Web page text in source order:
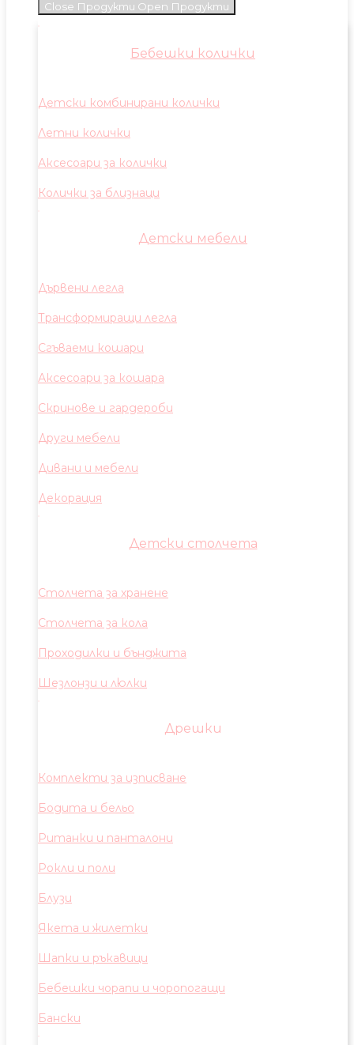
Close Продукти Open Продукти
Бебешки колички
Детски комбинирани колички
Летни колички
Аксесоари за колички
Колички за близнаци
Детски мебели
Дървени легла
Трансформиращи легла
Сгъваеми кошари
Аксесоари за кошара
Скринове и гардероби
Други мебели
Дивани и мебели
Декорация
Детски столчета
Столчета за хранене
Столчета за кола
Проходилки и бънджита
Шезлонзи и люлки
Дрешки
Комплекти за изписване
Бодита и бельо
Ританки и панталони
Рокли и поли
Блузи
Якета и жилетки
Шапки и ръкавици
Бебешки чорапи и чоропогащи
Бански